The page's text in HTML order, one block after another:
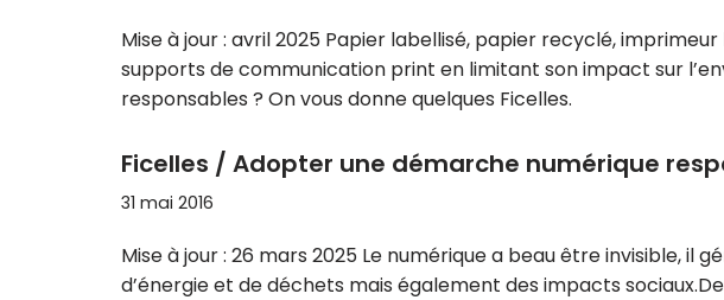
Mise à jour : avril 2025 Papier labellisé, papier recyclé,
supports de communication print en limitant son impact sur
responsables ? On vous donne quelques Ficelles.
Ficelles / Adopter une démarche numérique
31 mai 2016
Mise à jour : 26 mars 2025 Le numérique a beau être invisible,
d’énergie et de déchets mais également des impacts